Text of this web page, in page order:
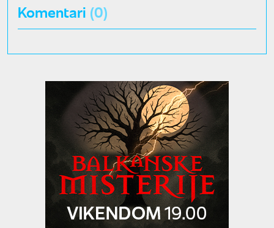
Komentari (0)